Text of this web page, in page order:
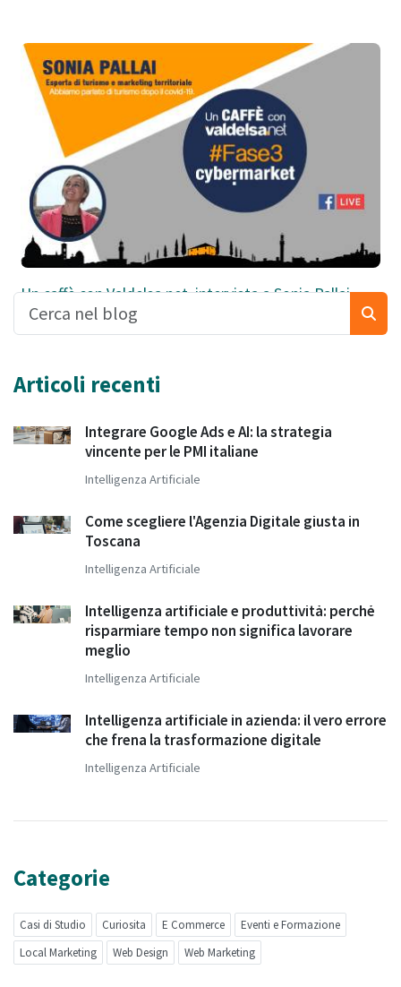
Un caffè con Valdelsa.net, intervista a Sonia Pallai
Articoli recenti
Integrare Google Ads e AI: la strategia
vincente per le PMI italiane
Intelligenza Artificiale
Come scegliere l'Agenzia Digitale giusta in
Toscana
Intelligenza Artificiale
Intelligenza artificiale e produttività: perché
risparmiare tempo non significa lavorare
meglio
Intelligenza Artificiale
Intelligenza artificiale in azienda: il vero errore
che frena la trasformazione digitale
Intelligenza Artificiale
Categorie
Casi di Studio Curiosita E Commerce
Eventi e Formazione
Local Marketing
Web Design Web Marketing